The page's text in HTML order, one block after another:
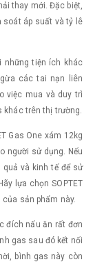
thay mới. Đặc biệt,
soát áp suất và tỷ lê
những tiện ích khác
các tai nạn liên
việc mua và duy trì
khác trên thị trường.
Gas One xám 12kg
người sử dụng. Nếu
và kinh tế để sử
lựa chọn SOPTET
sản phẩm này.
đích nấu ăn rất đơn
gas sau đó kết nối
bình gas này còn